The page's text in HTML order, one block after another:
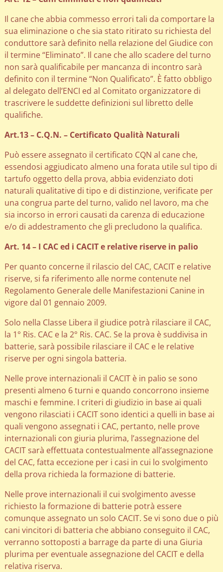
Il cane che abbia commesso errori tali da comportare la
sua eliminazione o che sia stato ritirato su richiesta del
conduttore sarà definito nella relazione del Giudice con
il termine “Eliminato”. Il cane che allo scadere del turno
non sarà qualificabile per mancanza di incontro sarà
definito con il termine “Non Qualificato”. È fatto obbligo
al delegato dell’ENCI ed al Comitato organizzatore di
trascrivere le suddette definizioni sul libretto delle
qualifiche.
Art.13 – C.Q.N. – Certificato Qualità Naturali
Può essere assegnato il certificato CQN al cane che,
essendosi aggiudicato almeno una forata utile sul tipo di
tartufo oggetto della prova, abbia evidenziato doti
naturali qualitative di tipo e di distinzione, verificate per
una congrua parte del turno, valido nel lavoro, ma che
sia incorso in errori causati da carenza di educazione
e/o di addestramento che gli precludono la qualifica.
Art. 14 – I CAC ed i CACIT e relative riserve in palio
Per quanto concerne il rilascio del CAC, CACIT e relative
riserve, si fa riferimento alle norme contenute nel
Regolamento Generale delle Manifestazioni Canine in
vigore dal 01 gennaio 2009.
Solo nella Classe Libera il giudice potrà rilasciare il CAC,
la 1° Ris. CAC e la 2° Ris. CAC. Se la prova è suddivisa in
batterie, sarà possibile rilasciare il CAC e le relative
riserve per ogni singola batteria.
Nelle prove internazionali il CACIT è in palio se sono
presenti almeno 6 turni e quando concorrono insieme
maschi e femmine. I criteri di giudizio in base ai quali
vengono rilasciati i CACIT sono identici a quelli in base ai
quali vengono assegnati i CAC, pertanto, nelle prove
internazionali con giuria plurima, l’assegnazione del
CACIT sarà effettuata contestualmente all’assegnazione
del CAC, fatta eccezione per i casi in cui lo svolgimento
della prova richieda la formazione di batterie.
Nelle prove internazionali il cui svolgimento avesse
richiesto la formazione di batterie potrà essere
comunque assegnato un solo CACIT. Se vi sono due o più
cani vincitori di batteria che abbiano conseguito il CAC,
verranno sottoposti a barrage da parte di una Giuria
plurima per eventuale assegnazione del CACIT e della
relativa riserva.